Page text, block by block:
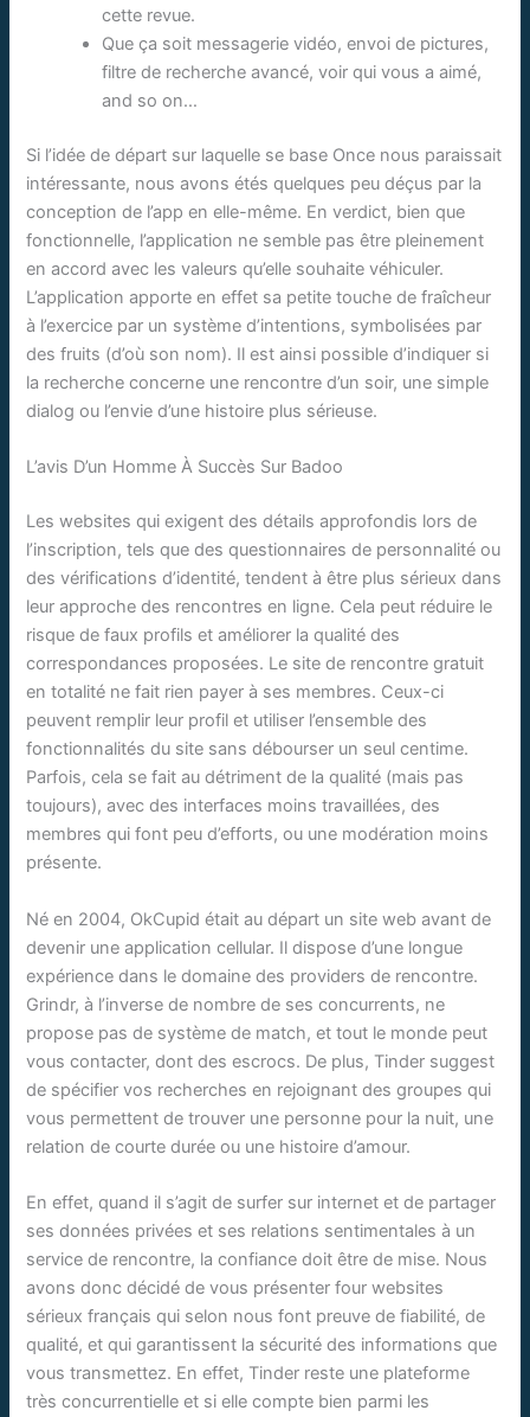
cette revue.
Que ça soit messagerie vidéo, envoi de pictures,
filtre de recherche avancé, voir qui vous a aimé,
and so on…
Si l’idée de départ sur laquelle se base Once nous paraissait
intéressante, nous avons étés quelques peu déçus par la
conception de l’app en elle-même. En verdict, bien que
fonctionnelle, l’application ne semble pas être pleinement
en accord avec les valeurs qu’elle souhaite véhiculer.
L’application apporte en effet sa petite touche de fraîcheur
à l’exercice par un système d’intentions, symbolisées par
des fruits (d’où son nom). Il est ainsi possible d’indiquer si
la recherche concerne une rencontre d’un soir, une simple
dialog ou l’envie d’une histoire plus sérieuse.
L’avis D’un Homme À Succès Sur Badoo
Les websites qui exigent des détails approfondis lors de
l’inscription, tels que des questionnaires de personnalité ou
des vérifications d’identité, tendent à être plus sérieux dans
leur approche des rencontres en ligne. Cela peut réduire le
risque de faux profils et améliorer la qualité des
correspondances proposées. Le site de rencontre gratuit
en totalité ne fait rien payer à ses membres. Ceux-ci
peuvent remplir leur profil et utiliser l’ensemble des
fonctionnalités du site sans débourser un seul centime.
Parfois, cela se fait au détriment de la qualité (mais pas
toujours), avec des interfaces moins travaillées, des
membres qui font peu d’efforts, ou une modération moins
présente.
Né en 2004, OkCupid était au départ un site web avant de
devenir une application cellular. Il dispose d’une longue
expérience dans le domaine des providers de rencontre.
Grindr, à l’inverse de nombre de ses concurrents, ne
propose pas de système de match, et tout le monde peut
vous contacter, dont des escrocs. De plus, Tinder suggest
de spécifier vos recherches en rejoignant des groupes qui
vous permettent de trouver une personne pour la nuit, une
relation de courte durée ou une histoire d’amour.
En effet, quand il s’agit de surfer sur internet et de partager
ses données privées et ses relations sentimentales à un
service de rencontre, la confiance doit être de mise. Nous
avons donc décidé de vous présenter four websites
sérieux français qui selon nous font preuve de fiabilité, de
qualité, et qui garantissent la sécurité des informations que
vous transmettez. En effet, Tinder reste une plateforme
très concurrentielle et si elle compte bien parmi les